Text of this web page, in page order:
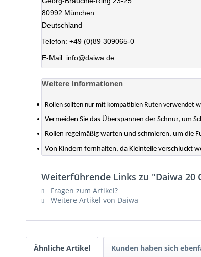
80992 München
Deutschland
Telefon: +49 (0)89 309065-0
E-Mail: info@daiwa.de
Weitere Informationen
Rollen sollten nur mit kompatiblen Ruten verwendet
Vermeiden Sie das Überspannen der Schnur, um
Rollen regelmäßig warten und schmieren, um die
Von Kindern fernhalten, da Kleinteile verschluckt
Weiterführende Links zu "Daiwa 20
Fragen zum Artikel?
Weitere Artikel von Daiwa
Ähnliche Artikel Kunden haben sich